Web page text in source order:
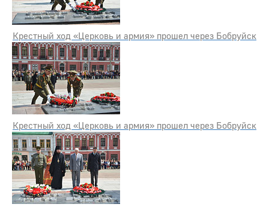
Крестный ход «Церковь и армия» прошел через Бобруйск
Крестный ход «Церковь и армия» прошел через Бобруйск